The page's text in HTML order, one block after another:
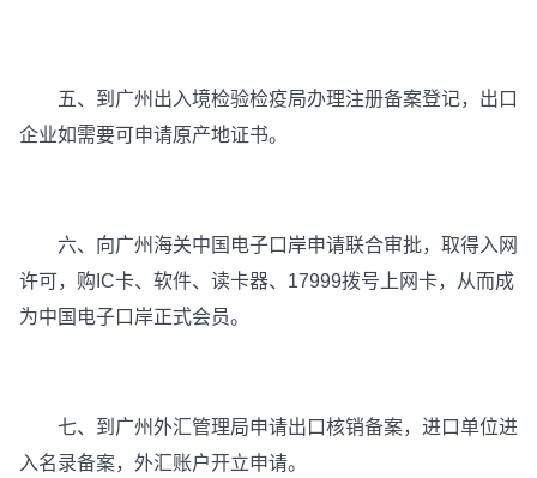
五、到广州出入境检验检疫局办理注册备案登记，出口
企业如需要可申请原产地证书。
六、向广州海关中国电子口岸申请联合审批，取得入网
许可，购IC卡、软件、读卡器、17999拨号上网卡，从而成
为中国电子口岸正式会员。
七、到广州外汇管理局申请出口核销备案，进口单位进
入名录备案，外汇账户开立申请。